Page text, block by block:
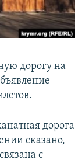
дорогу на
дорога
сказано,
с